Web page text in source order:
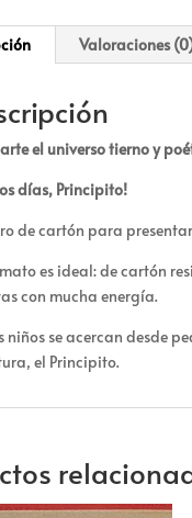
Valoraciones
el universo tierno y
días, Principito!
de cartón para
es ideal: de cartón
con mucha energía.
niños se acercan desde
el Principito.